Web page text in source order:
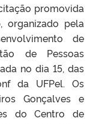
promovida
organizado pela
de
de Pessoas
no dia 15, das
da UFPel. Os
Gonçalves e
do Centro de